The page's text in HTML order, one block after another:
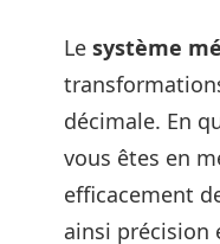
Le système
décimale. En
vous êtes en
efficacement
ainsi précision